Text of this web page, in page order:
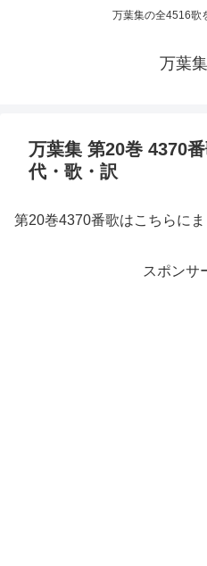
万葉集の全4516歌
万葉
万葉集 第20巻 4370
代・歌・訳
第20巻4370番歌はこちらにま
スポンサ